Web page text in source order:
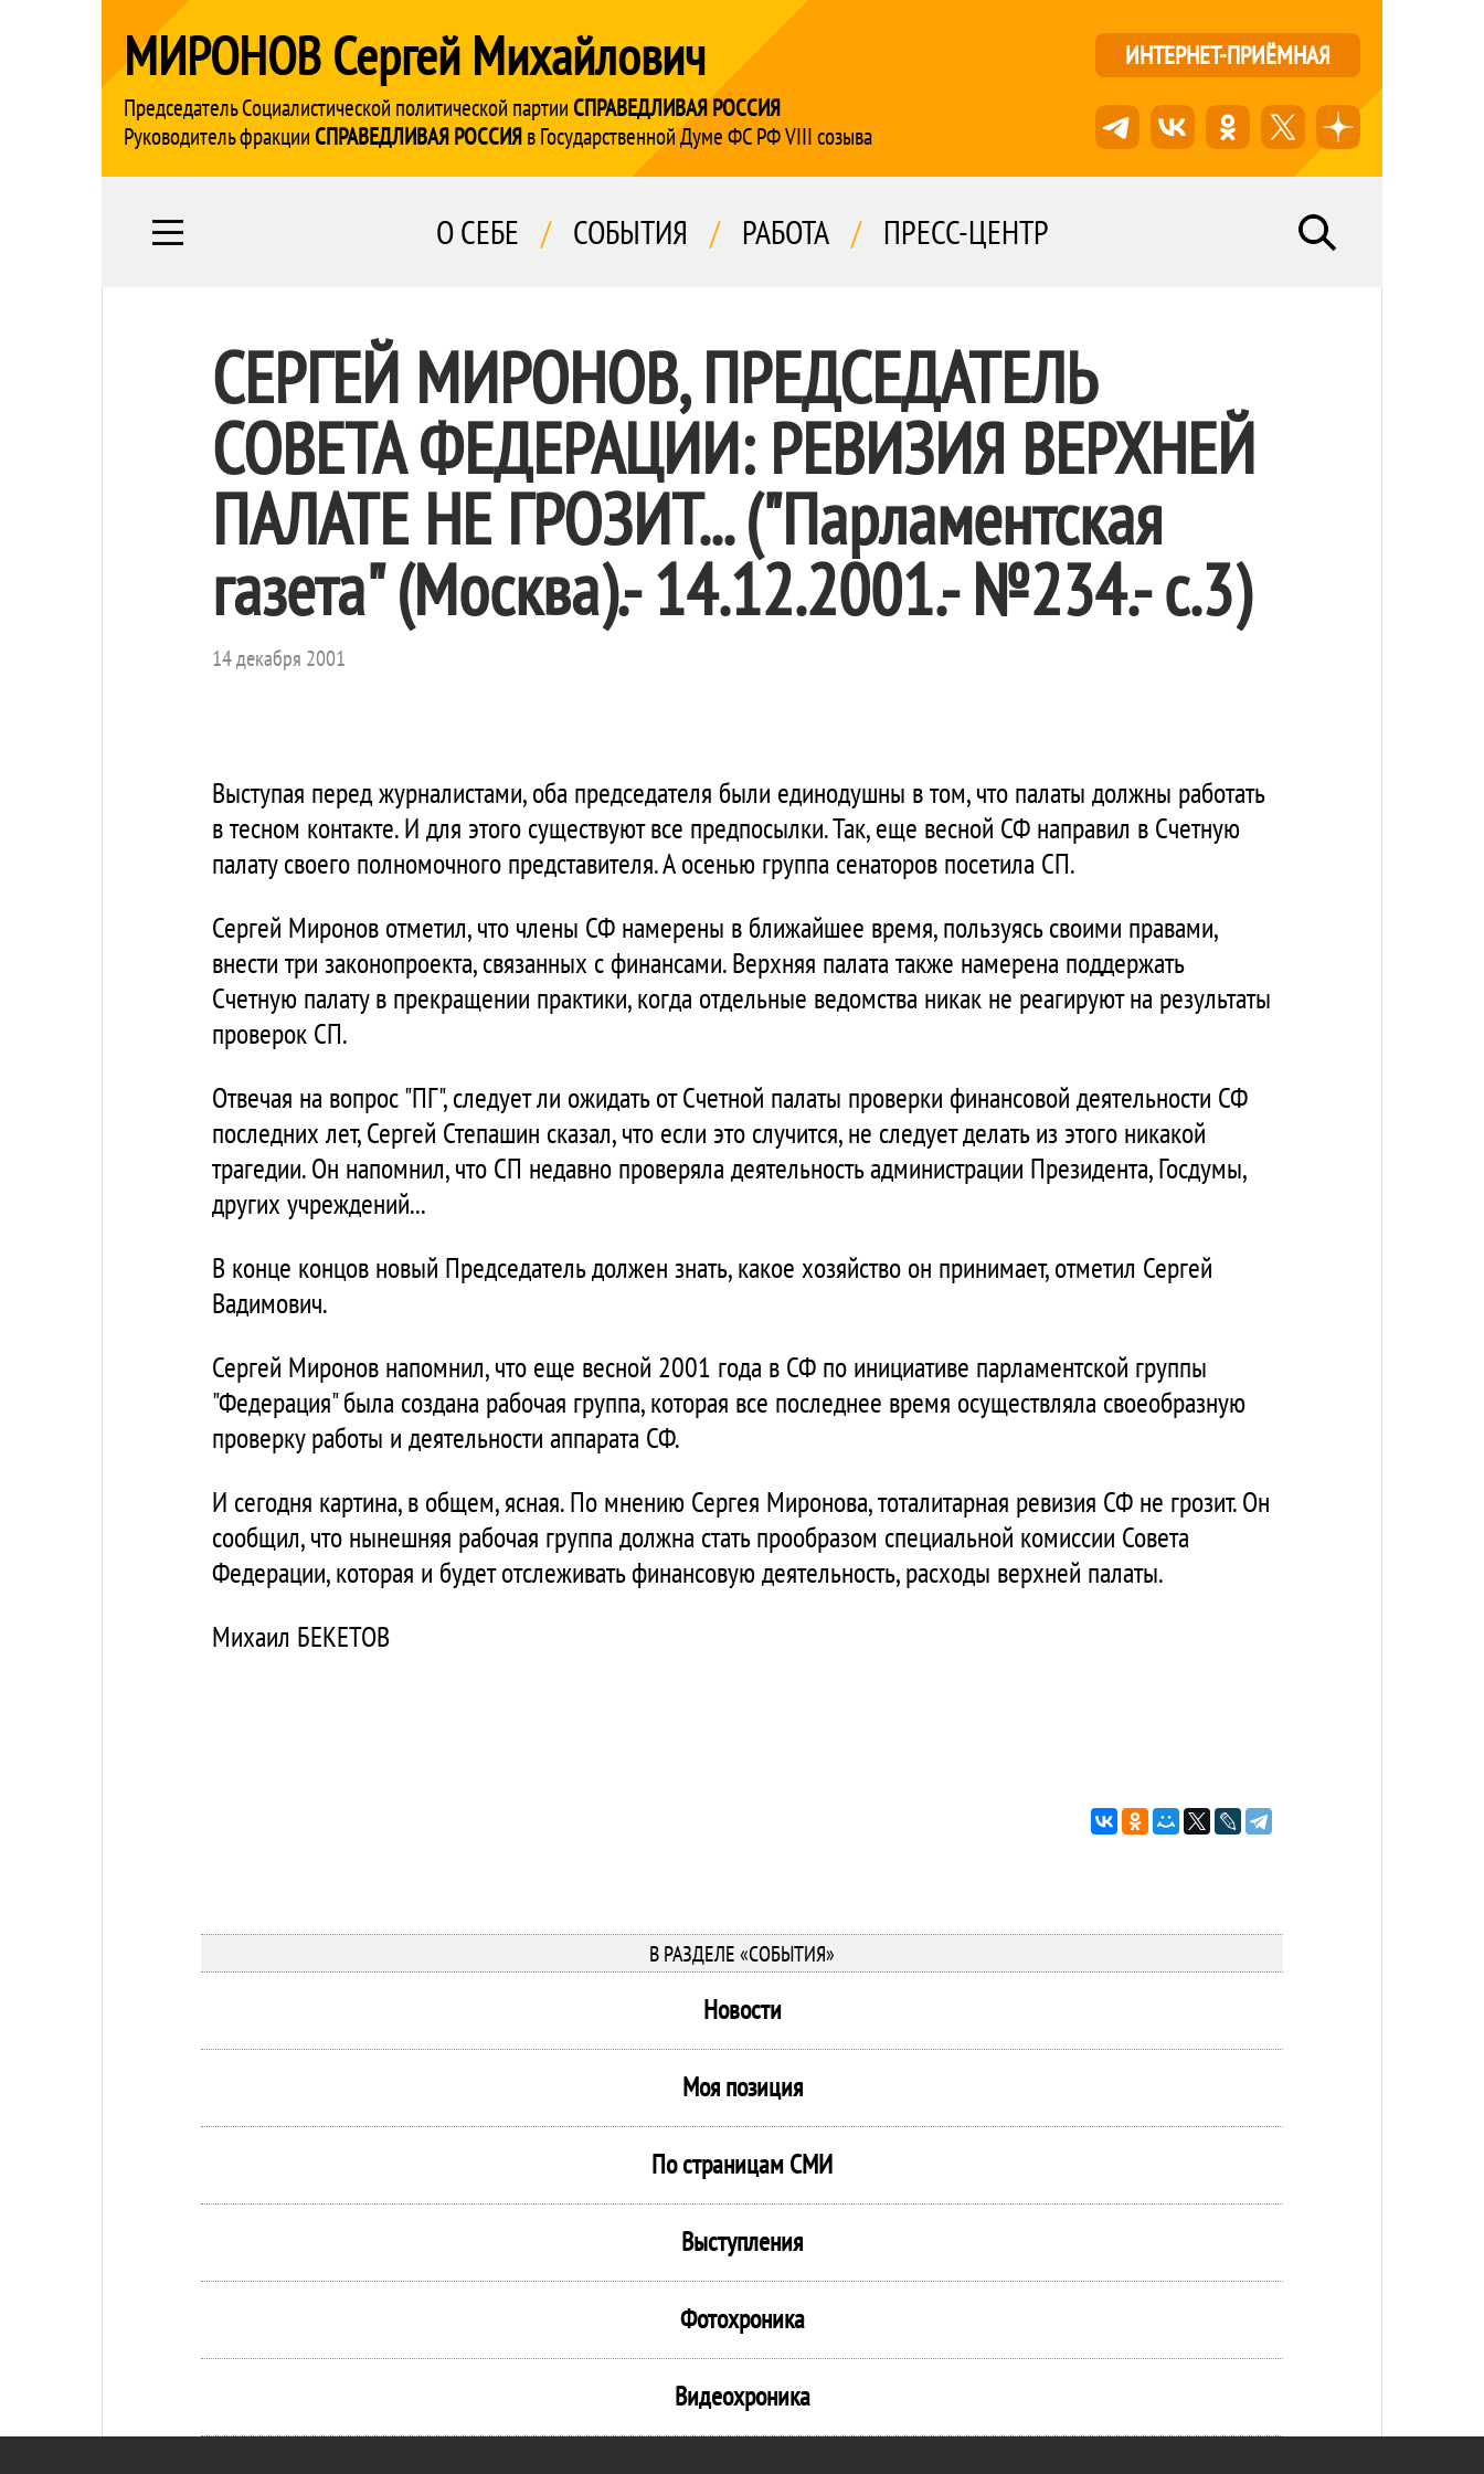
МИРОНОВ Сергей Михайлович
Председатель Социалистической политической партии СПРАВЕДЛИВАЯ РОССИЯ
Руководитель фракции СПРАВЕДЛИВАЯ РОССИЯв Государственной Думе ФС РФ VIII созыва
ИНТЕРНЕТ-ПРИЁМНАЯ
О СЕБЕ / СОБЫТИЯ / РАБОТА / ПРЕСС-ЦЕНТР
СЕРГЕЙ МИРОНОВ, ПРЕДСЕДАТЕЛЬ
СОВЕТА ФЕДЕРАЦИИ: РЕВИЗИЯ ВЕРХНЕЙ
ПАЛАТЕ НЕ ГРОЗИТ... ("Парламентская
газета" (Москва).- 14.12.2001.- №234.- c.3)
14 декабря 2001
Выступая перед журналистами, оба председателя были единодушны в том, что палаты должны работать
в тесном контакте. И для этого существуют все предпосылки. Так, еще весной СФ направил в Счетную
палату своего полномочного представителя. А осенью группа сенаторов посетила СП.
Сергей Миронов отметил, что члены СФ намерены в ближайшее время, пользуясь своими правами,
внести три законопроекта, связанных с финансами. Верхняя палата также намерена поддержать
Счетную палату в прекращении практики, когда отдельные ведомства никак не реагируют на результаты
проверок СП.
Отвечая на вопрос "ПГ", следует ли ожидать от Счетной палаты проверки финансовой деятельности СФ
последних лет, Сергей Степашин сказал, что если это случится, не следует делать из этого никакой
трагедии. Он напомнил, что СП недавно проверяла деятельность администрации Президента, Госдумы,
других учреждений...
В конце концов новый Председатель должен знать, какое хозяйство он принимает, отметил Сергей
Вадимович.
Сергей Миронов напомнил, что еще весной 2001 года в СФ по инициативе парламентской группы
"Федерация" была создана рабочая группа, которая все последнее время осуществляла своеобразную
проверку работы и деятельности аппарата СФ.
И сегодня картина, в общем, ясная. По мнению Сергея Миронова, тоталитарная ревизия СФ не грозит. Он
сообщил, что нынешняя рабочая группа должна стать прообразом специальной комиссии Совета
Федерации, которая и будет отслеживать финансовую деятельность, расходы верхней палаты.
Михаил БЕКЕТОВ
В РАЗДЕЛЕ «СОБЫТИЯ»
Новости
Моя позиция
По страницам СМИ
Выступления
Фотохроника
Видеохроника